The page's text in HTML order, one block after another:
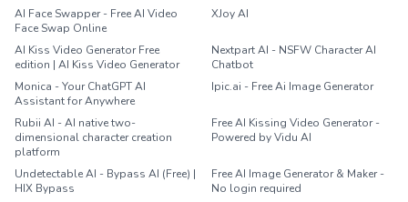
AI Face Swapper - Free AI Video
Face Swap Online
XJoy AI
AI Kiss Video Generator Free
edition | AI Kiss Video Generator
Nextpart AI - NSFW Character AI
Chatbot
Monica - Your ChatGPT AI
Assistant for Anywhere
Ipic.ai - Free Ai Image Generator
Rubii AI - AI native two-
dimensional character creation
platform
Free AI Kissing Video Generator -
Powered by Vidu AI
Undetectable AI - Bypass AI (Free) |
HIX Bypass
Free AI Image Generator & Maker -
No login required